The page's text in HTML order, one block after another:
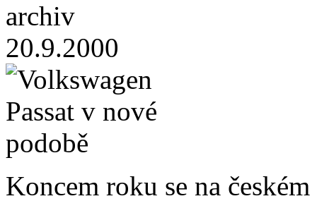
archiv
20.9.2000
Koncem roku se na